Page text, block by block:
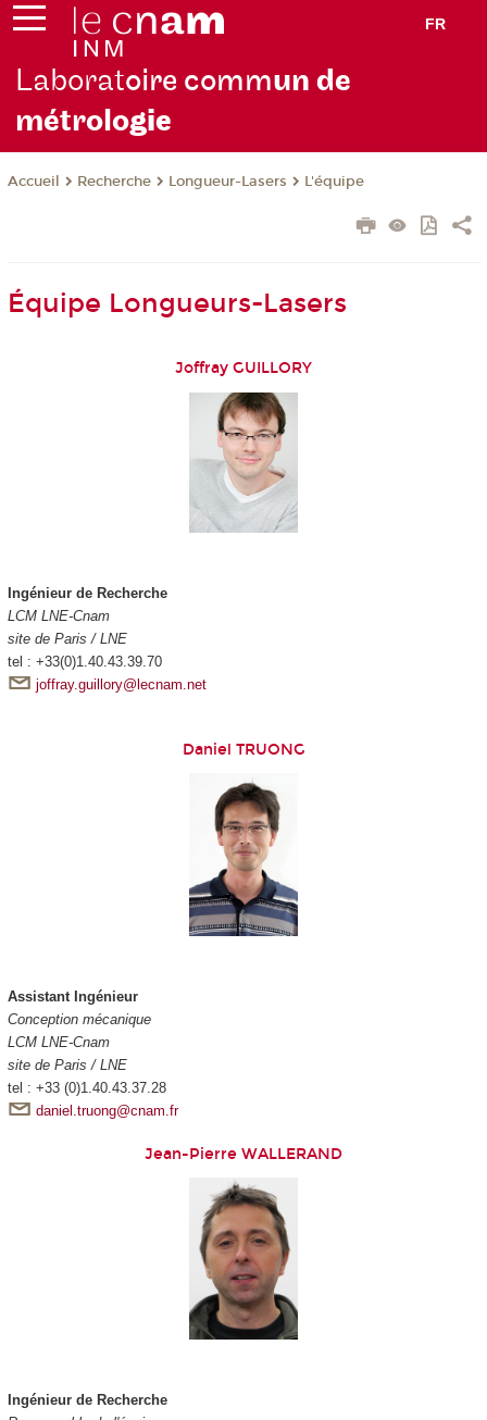
FR
Laboratoire commun de
métrologie
Accueil Recherche Longueur-Lasers L'équipe
Équipe Longueurs-Lasers
Joffray GUILLORY
Ingénieur de Recherche
LCM LNE-Cnam
site de Paris / LNE
tel : +33(0)1.40.43.39.70
joffray.guillory@lecnam.net
Daniel TRUONG
Assistant Ingénieur
Conception mécanique
LCM LNE-Cnam
site de Paris / LNE
tel : +33 (0)1.40.43.37.28
daniel.truong@cnam.fr
Jean-Pierre WALLERAND
Ingénieur de Recherche